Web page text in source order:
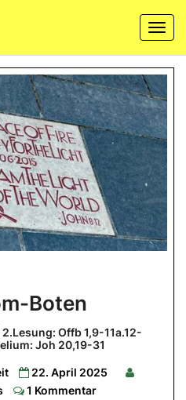
Boten
1.Lesung:
Apg
5,12-
2.Lesung:
1,9-
Boten
Offb 1,9-11a.12-
Joh 20,19-31
22. April 2025
Comments
1 Kommentar